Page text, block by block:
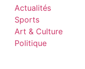
Actualités
Sports
Art & Culture
Politique